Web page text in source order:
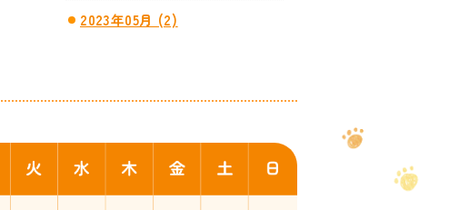
2023年05月 (2)